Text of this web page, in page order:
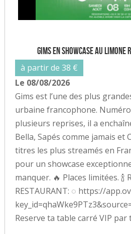
Gims en showcase au
à partir de 38 €
Le 08/08/2026
Gims est l’une des plus
urbaine francophone.
plusieurs reprises, il a
Bella, Sapés comme jamais et
titres les plus streamés en
pour un showcase
manquer. 🔥 Places limitées. 🍾
RESTAURANT: ◌ https://
Reserve ta table carré VIP par